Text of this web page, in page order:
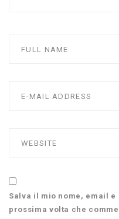
Salva il mio nome, email
prossima volta che